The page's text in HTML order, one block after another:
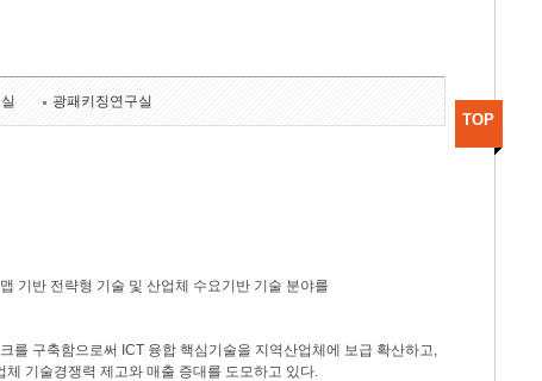
광패키징연구실
기반 전략형 기술 및 산업체 수요기반 기술 분야를
를 구축함으로써 ICT 융합 핵심기술을 지역산업체에 보급 확산하고,
기술경쟁력 제고와 매출 증대를 도모하고 있다.
TOP